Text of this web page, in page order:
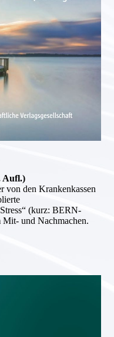
Aufl.)
den Krankenkassen
(kurz: BERN-
und Nachmachen.